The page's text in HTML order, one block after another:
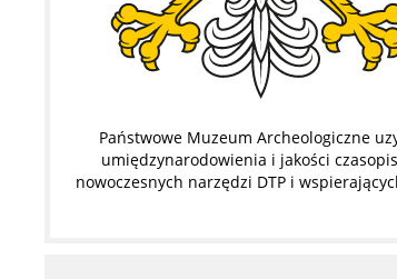
Państwowe Muzeum Archeologiczne
umiędzynarodowienia i jakości
nowoczesnych narzędzi DTP i